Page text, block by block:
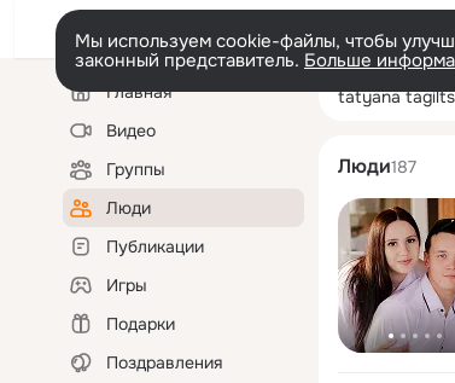
Мы используем cookie-файлы, чтобы
законный представитель. Больше
Левая
колонкаГлавная
Видео
Группы
Люди
Публикации
Игры
Подарки
Поздравления
tatyana
Люди187